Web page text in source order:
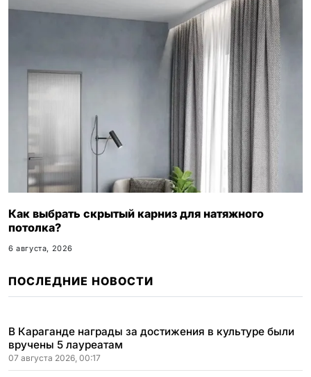
Как выбрать скрытый карниз для натяжного
потолка?
6 августа, 2026
ПОСЛЕДНИЕ НОВОСТИ
В Караганде награды за достижения в культуре были
вручены 5 лауреатам
07 августа 2026, 00:17